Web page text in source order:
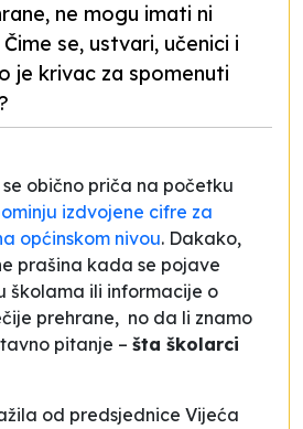
ne mogu imati ni
se, ustvari, učenici i
je krivac za spomenuti
obično priča na početku
izdvojene cifre za
općinskom nivou. Dakako,
prašina kada se pojave
školama ili informacije o
prehrane, no da li znamo
pitanje – šta školarci
od predsjednice Vijeća